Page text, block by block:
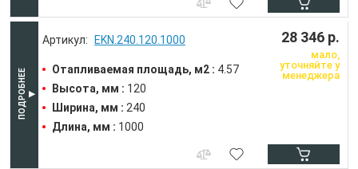
EKN.240.120.1000
Отапливаемая площадь, м2 : 4.57
Высота, мм : 120
Ширина, мм : 240
Длина, мм : 1000
28 346 р.
мало,
уточняйте у
менеджера